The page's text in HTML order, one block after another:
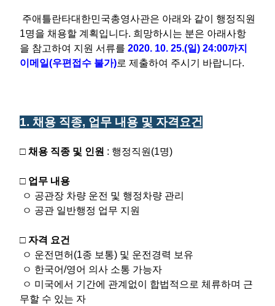
주애틀란타대한민국총영사관은 아래와 같이 행정직원
1명을 채용할 계 획입니다. 희망하시는 분은 아래사항
을 참고하여 지원 서류를 2020. 10. 25.(일) 24:00까지
이메일(우편접수 불가)로 제출하여 주시기 바랍니다.
1. 채용 직종, 업무 내용 및 자격요건
□ 채용 직종 및 인원 : 행정직원(1명)
□ 업무 내용
ㅇ 공관장 차량 운전 및 행정차량 관리
ㅇ 공관 일반행정 업무 지원
□ 자격 요건
ㅇ 운전면허(1종 보통) 및 운전경력 보유
ㅇ 한국어/영어 의사 소통 가능자
ㅇ 미국에서 기간에 관계없이 합법적으로 체류하며 근
무할 수 있는 자